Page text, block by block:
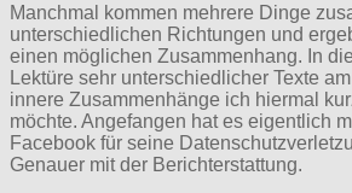
Manchmal kommen mehrere Dinge
unterschiedlichen Richtungen und
einen möglichen Zusammenhang. In
Lektüre sehr unterschiedlicher Texte
innere Zusammenhänge ich hiermal
möchte. Angefangen hat es eigentlich
Facebook für seine
Genauer mit der Berichterstattung.